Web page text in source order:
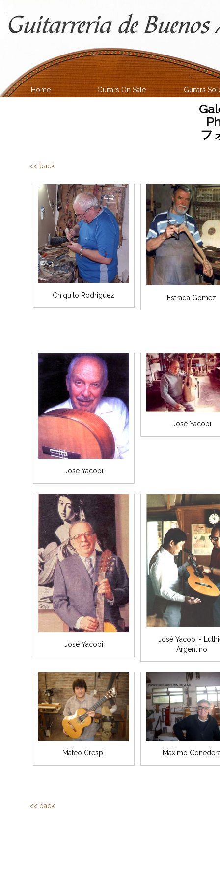
Home Guitars On Sale Guitars
フ
<< back
Chiquito Rodriguez Estrada Gomez
José Yacopi
José Yacopi
José Yacopi
José Yacopi -
Argentino
Mateo Crespi Máximo
<< back